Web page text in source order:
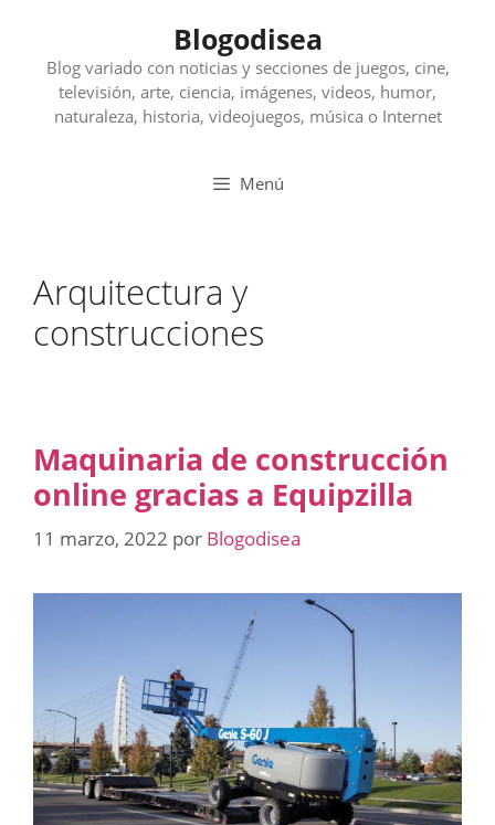
contenido
Blogodisea
Blog variado con noticias y secciones de juegos, cine,
televisión, arte, ciencia, imágenes, videos, humor,
naturaleza, historia, videojuegos, música o Internet
Menú
Arquitectura y
construcciones
Maquinaria de construcción
online gracias a Equipzilla
11 marzo, 2022 por Blogodisea